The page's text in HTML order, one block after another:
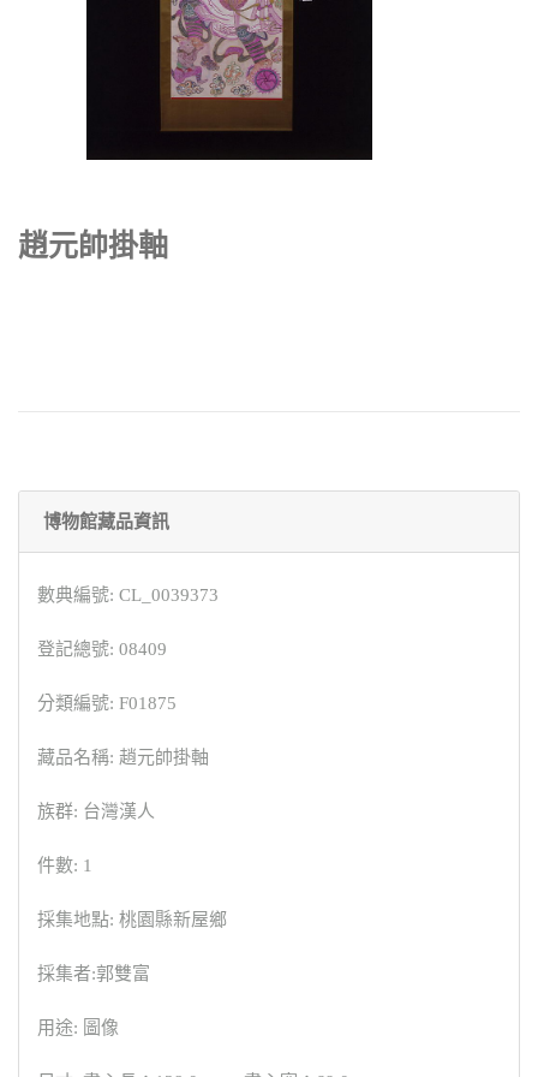
趙元帥掛軸
博物館藏品資訊
數典編號: CL_0039373
登記總號: 08409
分類編號: F01875
藏品名稱: 趙元帥掛軸
族群: 台灣漢人
件數: 1
採集地點: 桃園縣新屋鄉
採集者:郭雙富
用途: 圖像